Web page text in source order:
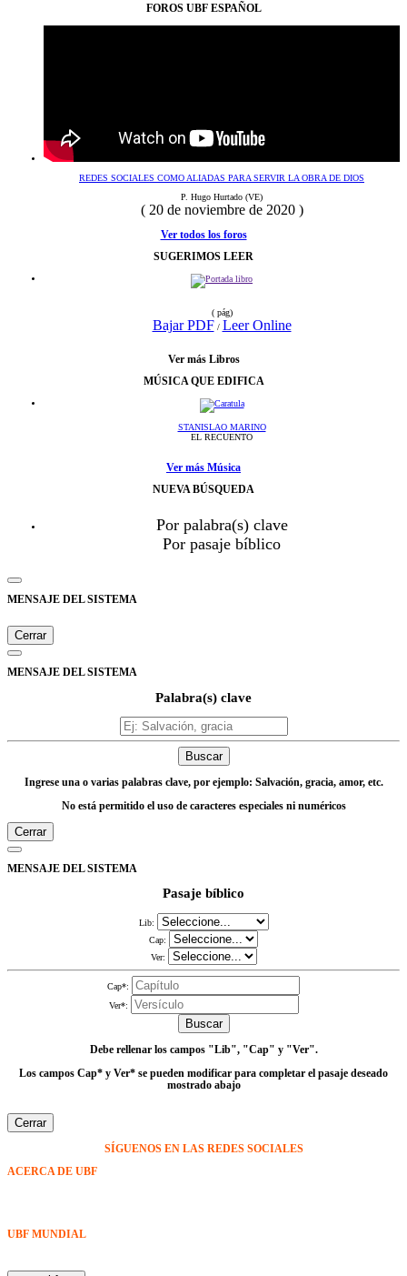
FOROS UBF ESPAÑOL
REDES SOCIALES COMO ALIADAS PARA SERVIR LA OBRA DE DIOS
P. Hugo Hurtado (VE)
( 20 de noviembre de 2020 )
Ver todos los foros
SUGERIMOS LEER
( pág)
Bajar PDF / Leer Online
Ver más Libros
MÚSICA QUE EDIFICA
STANISLAO MARINO
EL RECUENTO
Ver más Música
NUEVA BÚSQUEDA
Por palabra(s) clave
Por pasaje bíblico
MENSAJE DEL SISTEMA
Cerrar
MENSAJE DEL SISTEMA
Palabra(s) clave
Buscar
Ingrese una o varias palabras clave, por ejemplo: Salvación, gracia, amor, etc.
No está permitido el uso de caracteres especiales ni numéricos
Cerrar
MENSAJE DEL SISTEMA
Pasaje bíblico
Lib:
Cap:
Ver:
Cap*:
Ver*:
Buscar
Debe rellenar los campos "Lib", "Cap" y "Ver".
Los campos Cap* y Ver* se pueden modificar para completar el pasaje deseado
mostrado abajo
Cerrar
SÍGUENOS EN LAS REDES SOCIALES
ACERCA DE UBF
UBF MUNDIAL